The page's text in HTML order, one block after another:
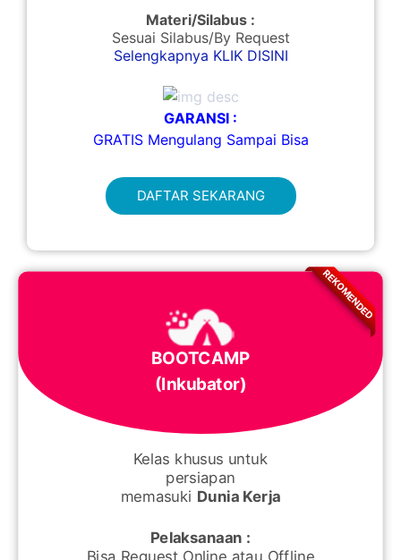
Materi/Silabus :
Sesuai Silabus/By Request
Selengkapnya KLIK DISINI
GARANSI :
GRATIS Mengulang Sampai Bisa
DAFTAR SEKARANG
REKOMENDED
BOOTCAMP
(Inkubator)
Kelas khusus untuk
persiapan
memasuki Dunia Kerja
Pelaksanaan :
Bisa Request Online atau Offline